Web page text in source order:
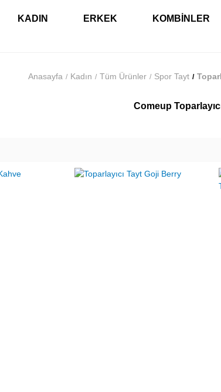
KADIN ERKEK KOMBINLER
Anasayfa Kadın Tüm Ürünler Spor Tayt
Comeup